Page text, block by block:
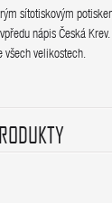
sítotiskovým
nápis Česká
všech velikostech.